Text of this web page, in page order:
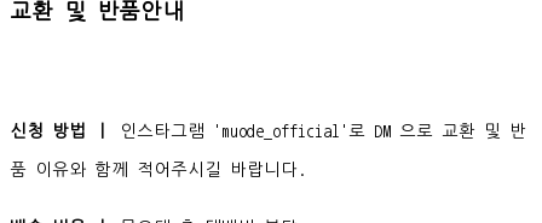
교환 및 반품안내
신청 방법 ㅣ 인스타그램 'muode_official'로 DM 으로 교환 및 반
품 이유와 함께 적어주시길 바랍니다.